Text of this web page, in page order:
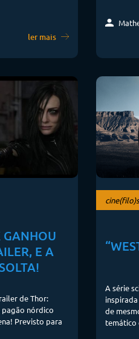
ler mais
GANHOU
E A
de Thor:
nórdico
Previsto para
A série
de
temático